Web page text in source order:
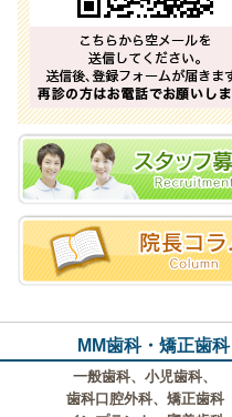
MM歯科・矯正歯科
一般歯科、小児歯科、
歯科口腔外科、矯正歯科